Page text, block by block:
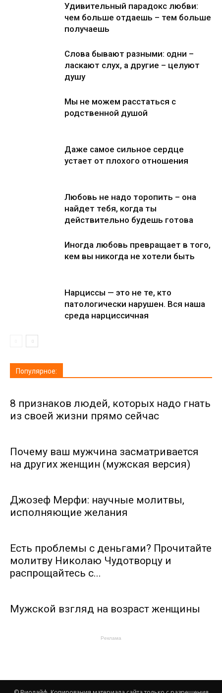
Удивительный парадокс любви:
чем больше отдаешь – тем больше
получаешь
Слова бывают разными: одни –
ласкают слух, а другие – целуют
душу
Мы не можем расстаться с
родственной душой
Даже самое сильное сердце
устает от плохого отношения
Любовь не надо торопить – она
найдет тебя, когда ты
действительно будешь готова
Иногда любовь превращает в того,
кем вы никогда не хотели быть
Нарциссы — это не те, кто
патологически нарушен. Вся наша
среда нарциссичная
Популярное:
8 признаков людей, которых надо гнать
из своей жизни прямо сейчас
Почему ваш мужчина засматривается
на других женщин (мужская версия)
Джозеф Мерфи: научные молитвы,
исполняющие желания
Есть проблемы с деньгами? Прочитайте
молитву Николаю Чудотворцу и
распрощайтесь с...
Мужской взгляд на возраст женщины
Реклама